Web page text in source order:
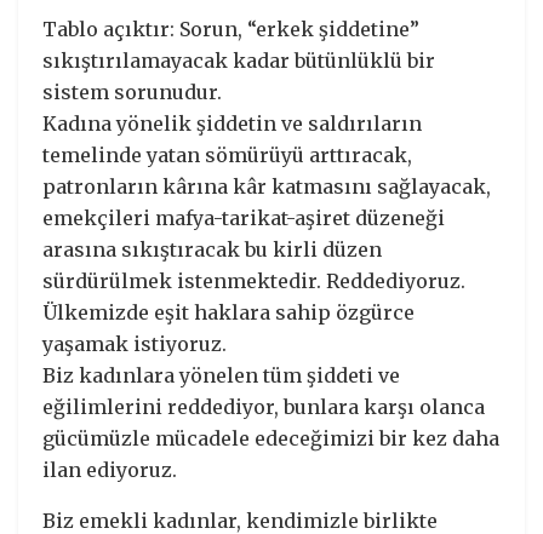
Tablo açıktır: Sorun, “erkek şiddetine”
sıkıştırılamayacak kadar bütünlüklü bir
sistem sorunudur.
Kadına yönelik şiddetin ve saldırıların
temelinde yatan sömürüyü arttıracak,
patronların kârına kâr katmasını sağlayacak,
emekçileri mafya-tarikat-aşiret düzeneği
arasına sıkıştıracak bu kirli düzen
sürdürülmek istenmektedir. Reddediyoruz.
Ülkemizde eşit haklara sahip özgürce
yaşamak istiyoruz.
Biz kadınlara yönelen tüm şiddeti ve
eğilimlerini reddediyor, bunlara karşı olanca
gücümüzle mücadele edeceğimizi bir kez daha
ilan ediyoruz.
Biz emekli kadınlar, kendimizle birlikte